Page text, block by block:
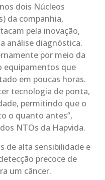
dois Núcleos
da companhia,
pela inovação,
análise diagnóstica.
por meio da
equipamentos que
em poucas horas.
tecnologia de ponta,
permitindo que o
o quanto antes”,
NTOs da Hapvida.
de alta sensibilidade e
precoce de
um câncer.